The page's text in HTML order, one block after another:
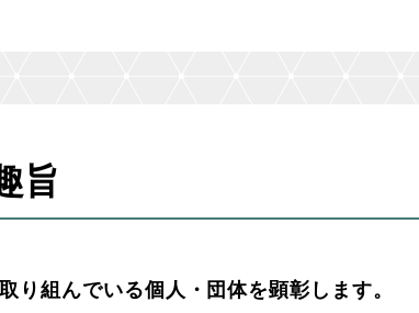
旨
り組んでいる個人・団体を顕彰します。